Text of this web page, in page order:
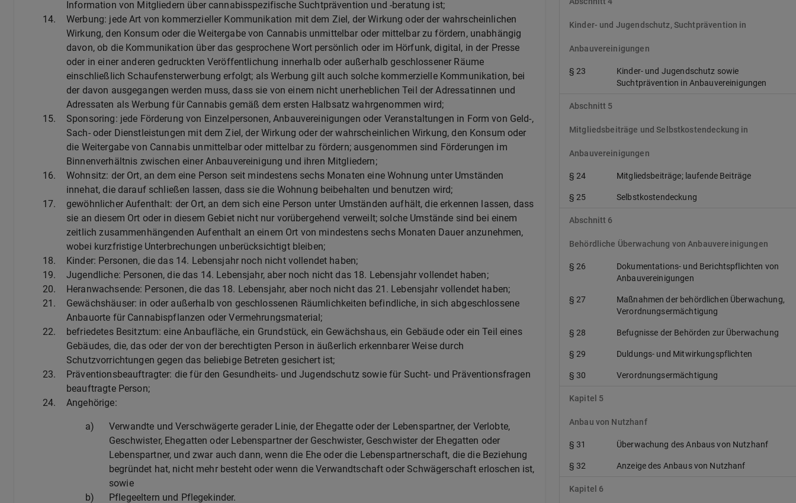
Information von Mitgliedern über cannabisspezifische Suchtprävention und -beratung ist;
14.
Werbung: jede Art von kommerzieller Kommunikation mit dem Ziel, der Wirkung oder der wahrscheinlichen
Wirkung, den Konsum oder die Weitergabe von Cannabis unmittelbar oder mittelbar zu fördern, unabhängig
davon, ob die Kommunikation über das gesprochene Wort persönlich oder im Hörfunk, digital, in der Presse
oder in einer anderen gedruckten Veröffentlichung innerhalb oder außerhalb geschlossener Räume
einschließlich Schaufensterwerbung erfolgt; als Werbung gilt auch solche kommerzielle Kommunikation, bei
der davon ausgegangen werden muss, dass sie von einem nicht unerheblichen Teil der Adressatinnen und
Adressaten als Werbung für Cannabis gemäß dem ersten Halbsatz wahrgenommen wird;
15.
Sponsoring: jede Förderung von Einzelpersonen, Anbauvereinigungen oder Veranstaltungen in Form von Geld-,
Sach- oder Dienstleistungen mit dem Ziel, der Wirkung oder der wahrscheinlichen Wirkung, den Konsum oder
die Weitergabe von Cannabis unmittelbar oder mittelbar zu fördern; ausgenommen sind Förderungen im
Binnenverhältnis zwischen einer Anbauvereinigung und ihren Mitgliedern;
16.
Wohnsitz: der Ort, an dem eine Person seit mindestens sechs Monaten eine Wohnung unter Umständen
innehat, die darauf schließen lassen, dass sie die Wohnung beibehalten und benutzen wird;
17.
gewöhnlicher Aufenthalt: der Ort, an dem sich eine Person unter Umständen aufhält, die erkennen lassen, dass
sie an diesem Ort oder in diesem Gebiet nicht nur vorübergehend verweilt; solche Umstände sind bei einem
zeitlich zusammenhängenden Aufenthalt an einem Ort von mindestens sechs Monaten Dauer anzunehmen,
wobei kurzfristige Unterbrechungen unberücksichtigt bleiben;
18.
Kinder: Personen, die das 14. Lebensjahr noch nicht vollendet haben;
19.
Jugendliche: Personen, die das 14. Lebensjahr, aber noch nicht das 18. Lebensjahr vollendet haben;
20.
Heranwachsende: Personen, die das 18. Lebensjahr, aber noch nicht das 21. Lebensjahr vollendet haben;
21.
Gewächshäuser: in oder außerhalb von geschlossenen Räumlichkeiten befindliche, in sich abgeschlossene
Anbauorte für Cannabispflanzen oder Vermehrungsmaterial;
22.
befriedetes Besitztum: eine Anbaufläche, ein Grundstück, ein Gewächshaus, ein Gebäude oder ein Teil eines
Gebäudes, die, das oder der von der berechtigten Person in äußerlich erkennbarer Weise durch
Schutzvorrichtungen gegen das beliebige Betreten gesichert ist;
23.
Präventionsbeauftragter: die für den Gesundheits- und Jugendschutz sowie für Sucht- und Präventionsfragen
beauftragte Person;
24.
Angehörige:
a)
Verwandte und Verschwägerte gerader Linie, der Ehegatte oder der Lebenspartner, der Verlobte,
Geschwister, Ehegatten oder Lebenspartner der Geschwister, Geschwister der Ehegatten oder
Lebenspartner, und zwar auch dann, wenn die Ehe oder die Lebenspartnerschaft, die die Beziehung
begründet hat, nicht mehr besteht oder wenn die Verwandtschaft oder Schwägerschaft erloschen ist,
sowie
b)
Pflegeeltern und Pflegekinder.
Kinder- und Jugendschutz, Suchtprävention in
Anbauvereinigungen
§ 23
Kinder- und Jugendschutz sowie
Suchtprävention in Anbauvereinigungen
Abschnitt 5
Mitgliedsbeiträge und Selbstkostendeckung in
Anbauvereinigungen
§ 24 Mitgliedsbeiträge; laufende Beiträge
§ 25 Selbstkostendeckung
Abschnitt 6
Behördliche Überwachung von Anbauvereinigungen
§ 26
Dokumentations- und Berichtspflichten von
Anbauvereinigungen
§ 27
Maßnahmen der behördlichen Überwachung,
Verordnungsermächtigung
§ 28 Befugnisse der Behörden zur Überwachung
§ 29 Duldungs- und Mitwirkungspflichten
§ 30 Verordnungsermächtigung
Kapitel 5
Anbau von Nutzhanf
§ 31 Überwachung des Anbaus von Nutzhanf
§ 32 Anzeige des Anbaus von Nutzhanf
Kapitel 6